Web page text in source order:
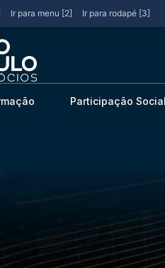
Ir para menu [2] Ir para rodapé [3]
Participação Social